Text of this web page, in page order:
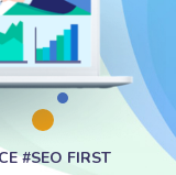
#SEO FIRST